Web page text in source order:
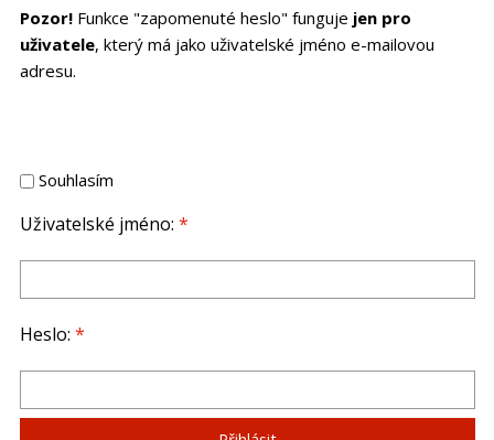
Pozor!Funkce "zapomenuté heslo" funguje jen pro
uživatele, který má jako uživatelské jméno e-mailovou
adresu.
Souhlasím
Uživatelské jméno: *
Heslo: *